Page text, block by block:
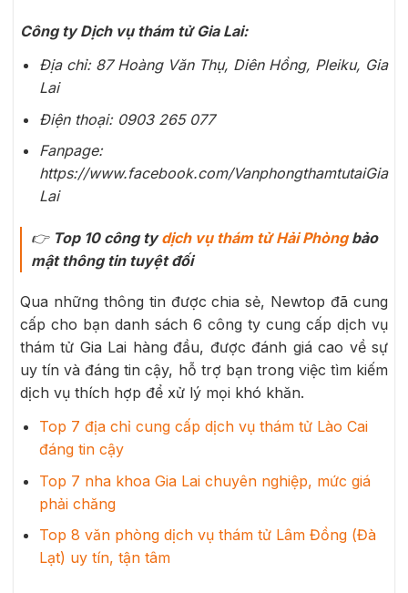
Công tyDịch vụ thám tử Gia Lai:
Địa chỉ: 87 Hoàng Văn Thụ, Diên Hồng, Pleiku, Gia
Lai
Điện thoại: 0903 265 077
Fanpage:
https://www.facebook.com/VanphongthamtutaiGia
Lai
👉Top 10 công tydịch vụ thám tử Hải Phòngbảo
mật thông tin tuyệt đối
Qua những thông tin được chia sẻ, Newtop đã cung
cấp cho bạn danh sách 6 công ty cung cấp dịch vụ
thám tử Gia Lai hàng đầu, được đánh giá cao về sự
uy tín và đáng tin cậy, hỗ trợ bạn trong việc tìm kiếm
dịch vụ thích hợp để xử lý mọi khó khăn.
Top 7 địa chỉ cung cấp dịch vụ thám tử Lào Cai
đáng tin cậy
Top 7 nha khoa Gia Lai chuyên nghiệp, mức giá
phải chăng
Top 8 văn phòng dịch vụ thám tử Lâm Đồng (Đà
Lạt) uy tín, tận tâm